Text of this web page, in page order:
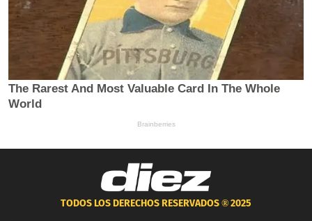
TODOS LOS DERECHOS RESERVADOS ®2025